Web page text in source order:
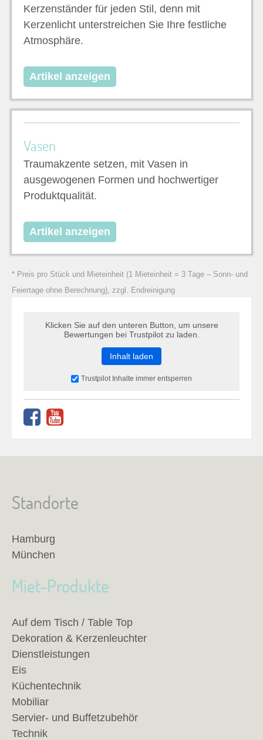
Kerzenständer für jeden Stil, denn mit
Kerzenlicht unterstreichen Sie Ihre festliche
Atmosphäre.
Artikel anzeigen
Vasen
Traumakzente setzen, mit Vasen in
ausgewogenen Formen und hochwertiger
Produktqualität.
Artikel anzeigen
* Preis pro Stück und Mieteinheit (1 Mieteinheit = 3 Tage – Sonn- und
Feiertage ohne Berechnung), zzgl. Endreinigung
Klicken Sie auf den unteren Button, um unsere
Bewertungen bei Trustpilot zu laden.
Inhalt laden
Trustpilot Inhalte immer entsperren
Standorte
Hamburg
München
Miet-Produkte
Auf dem Tisch / Table Top
Dekoration & Kerzenleuchter
Dienstleistungen
Eis
Küchentechnik
Mobiliar
Servier- und Buffetzubehör
Technik